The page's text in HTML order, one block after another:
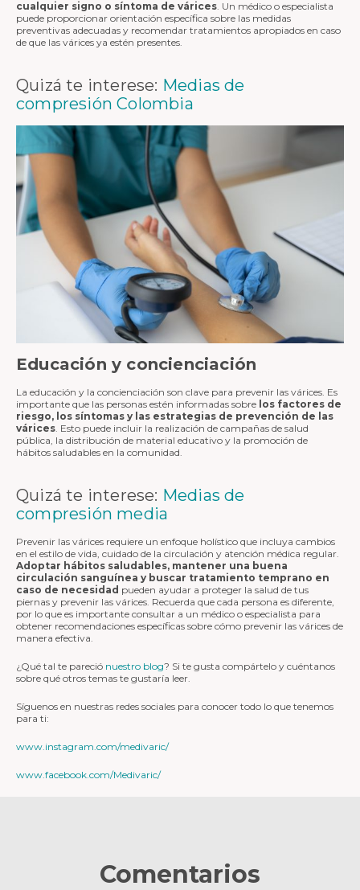
cualquier signo o síntoma de várices . Un médico o especialista
puede proporcionar orientación específica sobre las medidas
preventivas adecuadas y recomendar tratamientos apropiados en caso
de que las várices ya estén presentes.
Quizá te interese: Medias de
compresión Colombia
Educación y concienciación
La educación y la concienciación son clave para prevenir las várices. Es
importante que las personas estén informadas sobre los factores de
riesgo, los síntomas y las estrategias de prevención de las
várices. Esto puede incluir la realización de campañas de salud
pública, la distribución de material educativo y la promoción de
hábitos saludables en la comunidad.
Quizá te interese: Medias de
compresión media
Prevenir las várices requiere un enfoque holístico que incluya cambios
en el estilo de vida, cuidado de la circulación y atención médica regular.
Adoptar hábitos saludables, mantener una buena
circulación sanguínea y buscar tratamiento temprano en
caso de necesidad pueden ayudar a proteger la salud de tus
piernas y prevenir las várices. Recuerda que cada persona es diferente,
por lo que es importante consultar a un médico o especialista para
obtener recomendaciones específicas sobre cómo prevenir las várices de
manera efectiva.
¿Qué tal te pareció nuestro blog? Si te gusta compártelo y cuéntanos
sobre qué otros temas te gustaría leer.
Síguenos en nuestras redes sociales para conocer todo lo que tenemos
para ti:
www.instagram.com/medivaric/
www.facebook.com/Medivaric/
Comentarios